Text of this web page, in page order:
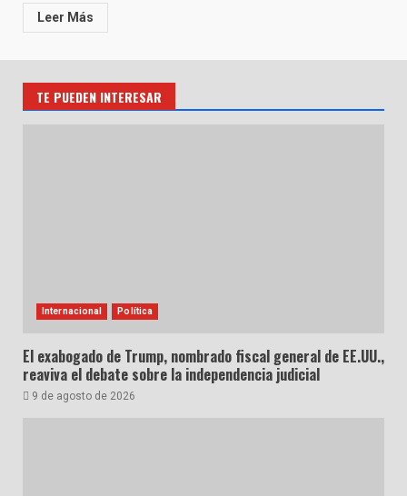
Leer Más
TE PUEDEN INTERESAR
Internacional Política
El exabogado de Trump, nombrado fiscal general de EE.UU.,
reaviva el debate sobre la independencia judicial
9 de agosto de 2026